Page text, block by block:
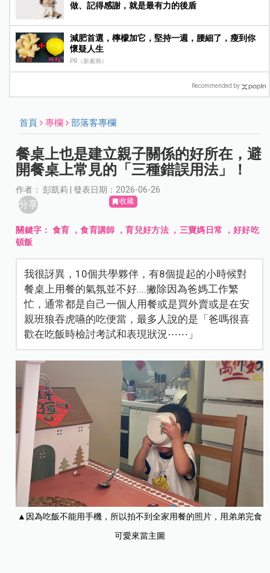
做、記得感謝，就是最有力的後盾
減肥首選，檸檬加它，堅持一週，腰細了，瘦到你
懷疑人生
PR（新素簡）
Recommended by
首頁 專欄 部落客專欄
餐桌上也是建立親子關係的好所在，避
開餐桌上常見的「三種錯誤用法」！
作者： 彭凱莉 | 發表日期：2026-06-26
分享 收藏
關鍵字： 食育 ，食育講師 ，育兒好方法 ，三寶媽日常 ，好好吃
頓飯
我很訝異，10個共學夥伴，有8個提起的小時候對
餐桌上用餐的氣氛並不好....撇除因為爸媽工作繁
忙，通常都是自己一個人用餐或是買外賣或是在安
親班狼吞虎嚥的吃便當，最多人說的是「爸嗎很喜
歡在吃飯時檢討考試和表現狀況⋯⋯」
▲因為吃飯不能用手機，所以拍不到全家用餐的照片，用弟弟完食
可愛來當主圖